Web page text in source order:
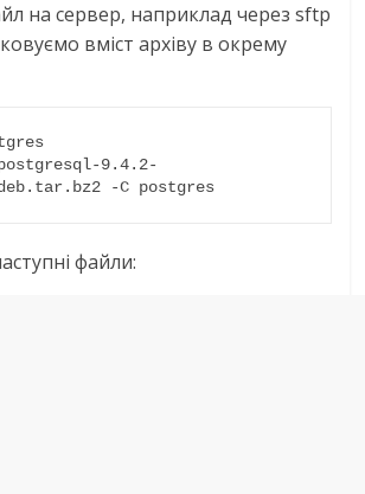
на сервер, наприклад через sftp
вміст архіву в окрему
9.4.2-
-C postgres
файли: